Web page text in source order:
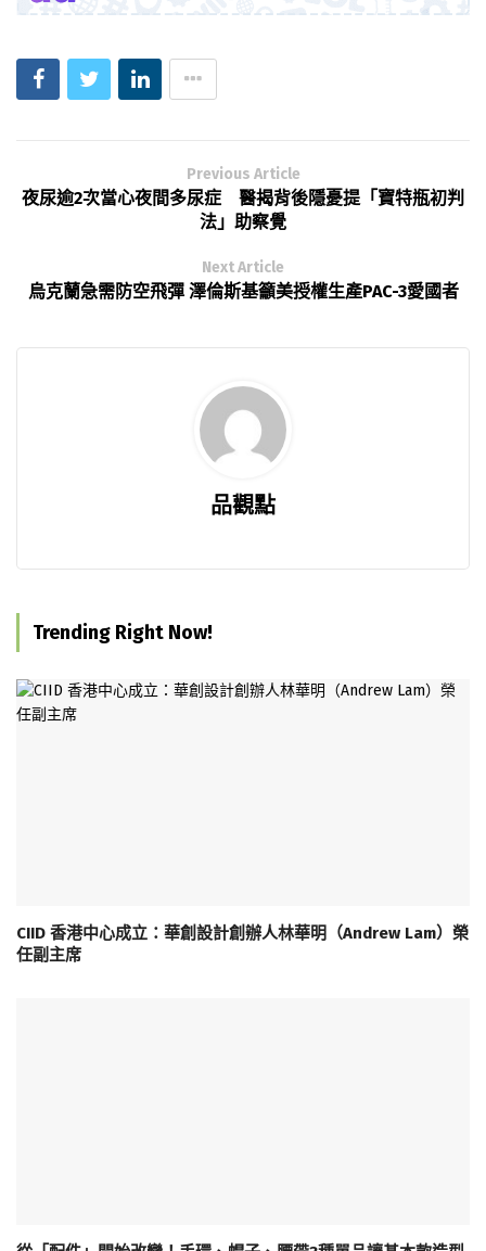
Previous Article
夜尿逾2次當心夜間多尿症 醫揭背後隱憂提「寶特瓶初判
法」助察覺
Next Article
烏克蘭急需防空飛彈 澤倫斯基籲美授權生產PAC-3愛國者
品觀點
Trending Right Now!
CIID 香港中心成立：華創設計創辦人林華明（Andrew Lam）榮
任副主席